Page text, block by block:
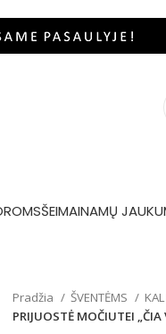
ŠEIMAINAMŲ
Pradžia ŠVENTĖMS
PRIJUOSTĖ MOČIUTEI